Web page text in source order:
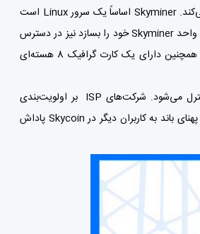
سخت افزار Skyminer یک سرور VPN سفارشی است که زیرساخت‌های لازم برای تأمین انرژی شبکه Skywire را فراهم می‌کند. Skyminer اساساً یک سرور Linux است
که دارای روتر و قابلیت شبکه یکپارچه است. این واحد از قبل ساخته شده است؛ اما مشخصات برای هر کسی که مایل است واحد Skyminer خود را بسازد نیز در دسترس
است. این سرور دارای یک پردازنده چهار هسته‌‌ای 16 گیگابایت رم و 128 گیگابایت فضای ذخیره‌سازی حالت جامد است؛ همچنین دارای یک کارت گرافیک 8 هسته‌ای
این سرورها دسترسی کاربران به اینترنت را فراهم می‌کنند. این سرویس ارزان‌تر و سریعتر به وسیله کاربران Skywire کنترل می‌شود. شرکت‌های ISP بر اولویت‌بندی
محتوایی کنترل ندارند. شبکه Skywire خصوصی است؛ بنابراین آدرس‌های IP قابل ردیابی نیستند؛ همچنین کاربران با ارائه پهنای باند به کاربران دیگر در Skycoin پاداش